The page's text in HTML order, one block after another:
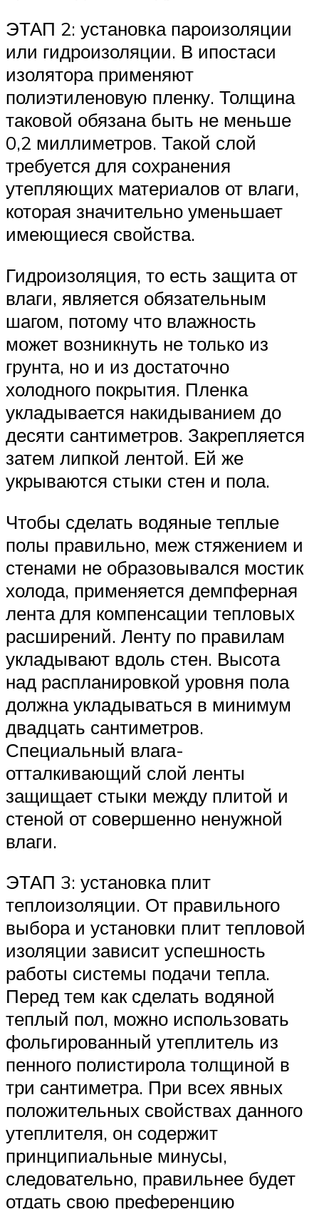
ЭТАП 2: установка пароизоляции
или гидроизоляции. В ипостаси
изолятора применяют
полиэтиленовую пленку. Толщина
таковой обязана быть не меньше
0,2 миллиметров. Такой слой
требуется для сохранения
утепляющих материалов от влаги,
которая значительно уменьшает
имеющиеся свойства.
Гидроизоляция, то есть защита от
влаги, является обязательным
шагом, потому что влажность
может возникнуть не только из
грунта, но и из достаточно
холодного покрытия. Пленка
укладывается накидыванием до
десяти сантиметров. Закрепляется
затем липкой лентой. Ей же
укрываются стыки стен и пола.
Чтобы сделать водяные теплые
полы правильно, меж стяжением и
стенами не образовывался мостик
холода, применяется демпферная
лента для компенсации тепловых
расширений. Ленту по правилам
укладывают вдоль стен. Высота
над распланировкой уровня пола
должна укладываться в минимум
двадцать сантиметров.
Специальный влага-
отталкивающий слой ленты
защищает стыки между плитой и
стеной от совершенно ненужной
влаги.
ЭТАП 3: установка плит
теплоизоляции. От правильного
выбора и установки плит тепловой
изоляции зависит успешность
работы системы подачи тепла.
Перед тем как сделать водяной
теплый пол, можно использовать
фольгированный утеплитель из
пенного полистирола толщиной в
три сантиметра. При всех явных
положительных свойствах данного
утеплителя, он содержит
принципиальные минусы,
следовательно, правильнее будет
отдать свою преференцию